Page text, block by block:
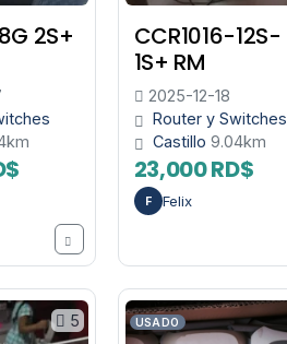
2S+
CCR1016-12S-
1S+ RM
2025-12-18
Router y Switches
Castillo 9.04km
23,000 RD$
F Felix
5 USADO